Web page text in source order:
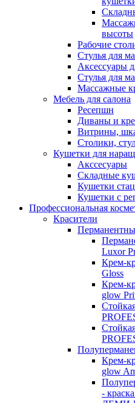
высоты
Рабочие
Стулья для
Аксессуары
Стулья для
Массажные
Мебель для салона
Ресепшн
Диваны и
Витрины,
Столики,
Кушетки для
Акссесуары
Складные
Кушетки
Кушетки с
Профессиональная
Красители
Luxor
Крем-
Gloss
Крем-
glow
Крем-
glow
-